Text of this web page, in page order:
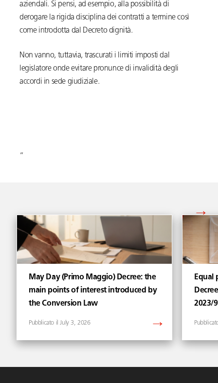
aziendali. Si pensi, ad esempio, alla possibilità di
derogare la rigida disciplina dei contratti a termine così
come introdotta dal Decreto dignità.
Non vanno, tuttavia, trascurati i limiti imposti dal
legislatore onde evitare pronunce di invalidità degli
accordi in sede giudiziale.
“
Vedi tutti gli articoli di
May Day (Primo Maggio) Decree: the
main points of interest introduced by
the Conversion Law
July 3, 2026
Equal
2023/